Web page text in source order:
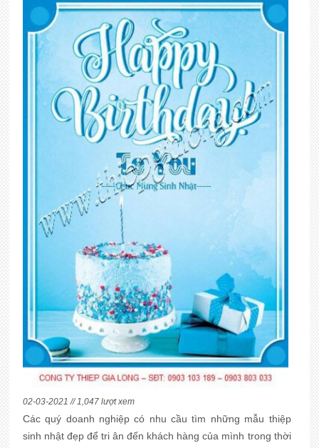
02-03-2021 // 1,047 lượt xem
Các quý doanh nghiệp có nhu cầu tìm những mẫu thiệp
sinh nhật đẹp để tri ân đến khách hàng của mình trong thời